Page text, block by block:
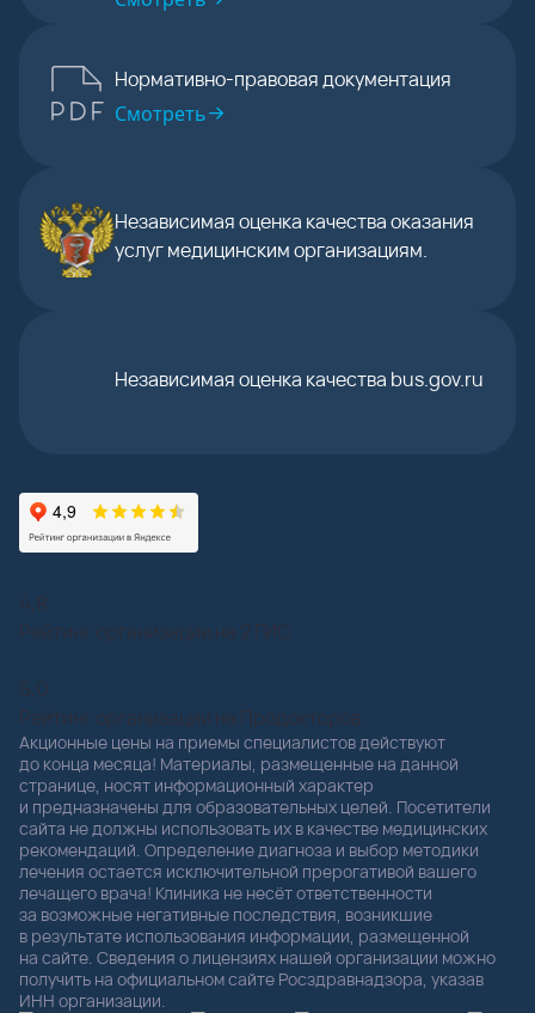
Нормативно-правовая документация
Смотреть
Независимая оценка качества оказания
услуг медицинским организациям.
Независимая оценка качества bus.gov.ru
4,8
Рейтинг организации на 2 ГИС
5,0
Рейтинг организации на Продокторов
Акционные цены на приемы специалистов действуют
до конца месяца! Материалы, размещенные на данной
странице, носят информационный характер
и предназначены для образовательных целей. Посетители
сайта не должны использовать их в качестве медицинских
рекомендаций. Определение диагноза и выбор методики
лечения остается исключительной прерогативой вашего
лечащего врача! Клиника не несёт ответственности
за возможные негативные последствия, возникшие
в результате использования информации, размещенной
на сайте. Сведения о лицензиях нашей организации можно
получить на официальном сайте Росздравнадзора, указав
ИНН организации.